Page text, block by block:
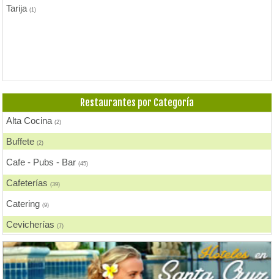
Tarija(1)
Restaurantes por Categoría
Alta Cocina(2)
Buffete(2)
Cafe - Pubs - Bar(45)
Cafeterías(39)
Catering(9)
Cevicherías(7)
Chicharronerías(8)
Chifas, Comida China(2)